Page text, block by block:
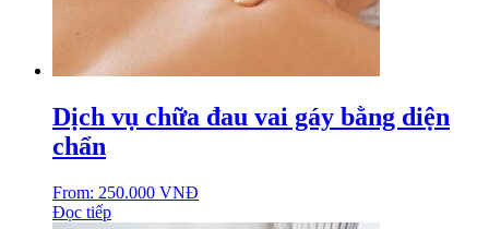
Dịch vụ chữa đau vai gáy bằng diện
chẩn
From: 250.000 VNĐ
Đọc tiếp